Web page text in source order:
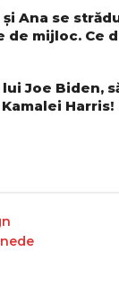
și Ana se
de mijloc. Ce
Joe Biden,
Harris!